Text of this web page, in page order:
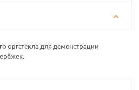
оргстекла для демонстрации